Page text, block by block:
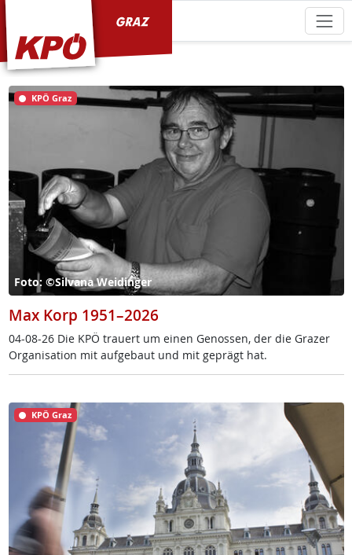
KPÖ Graz
Foto: ©Silvana Weidinger
Max Korp 1951–2026
04-08-26 Die KPÖ trau­ert um ei­nen Ge­nos­sen, der die Gra­zer
Or­ga­ni­sa­ti­on mit auf­ge­baut und mit ge­prägt hat.
KPÖ Graz